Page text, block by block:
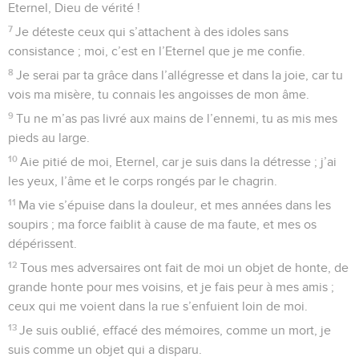
Eternel, Dieu de vérité !
7 Je déteste ceux qui s’attachent à des idoles sans
consistance ; moi, c’est en l’Eternel que je me confie.
8 Je serai par ta grâce dans l’allégresse et dans la joie, car tu
vois ma misère, tu connais les angoisses de mon âme.
9 Tu ne m’as pas livré aux mains de l’ennemi, tu as mis mes
pieds au large.
10 Aie pitié de moi, Eternel, car je suis dans la détresse ; j’ai
les yeux, l’âme et le corps rongés par le chagrin.
11 Ma vie s’épuise dans la douleur, et mes années dans les
soupirs ; ma force faiblit à cause de ma faute, et mes os
dépérissent.
12 Tous mes adversaires ont fait de moi un objet de honte, de
grande honte pour mes voisins, et je fais peur à mes amis ;
ceux qui me voient dans la rue s’enfuient loin de moi.
13 Je suis oublié, effacé des mémoires, comme un mort, je
suis comme un objet qui a disparu.